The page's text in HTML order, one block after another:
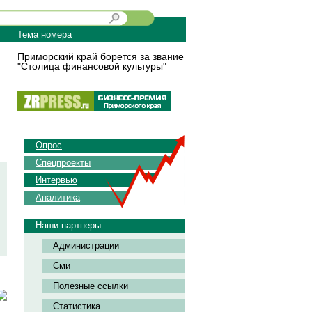
Тема номера
Приморский край борется за звание
"Столица финансовой культуры"
Опрос
Спецпроекты
Интервью
Аналитика
Наши партнеры
Администрации
Сми
Полезные ссылки
Статистика